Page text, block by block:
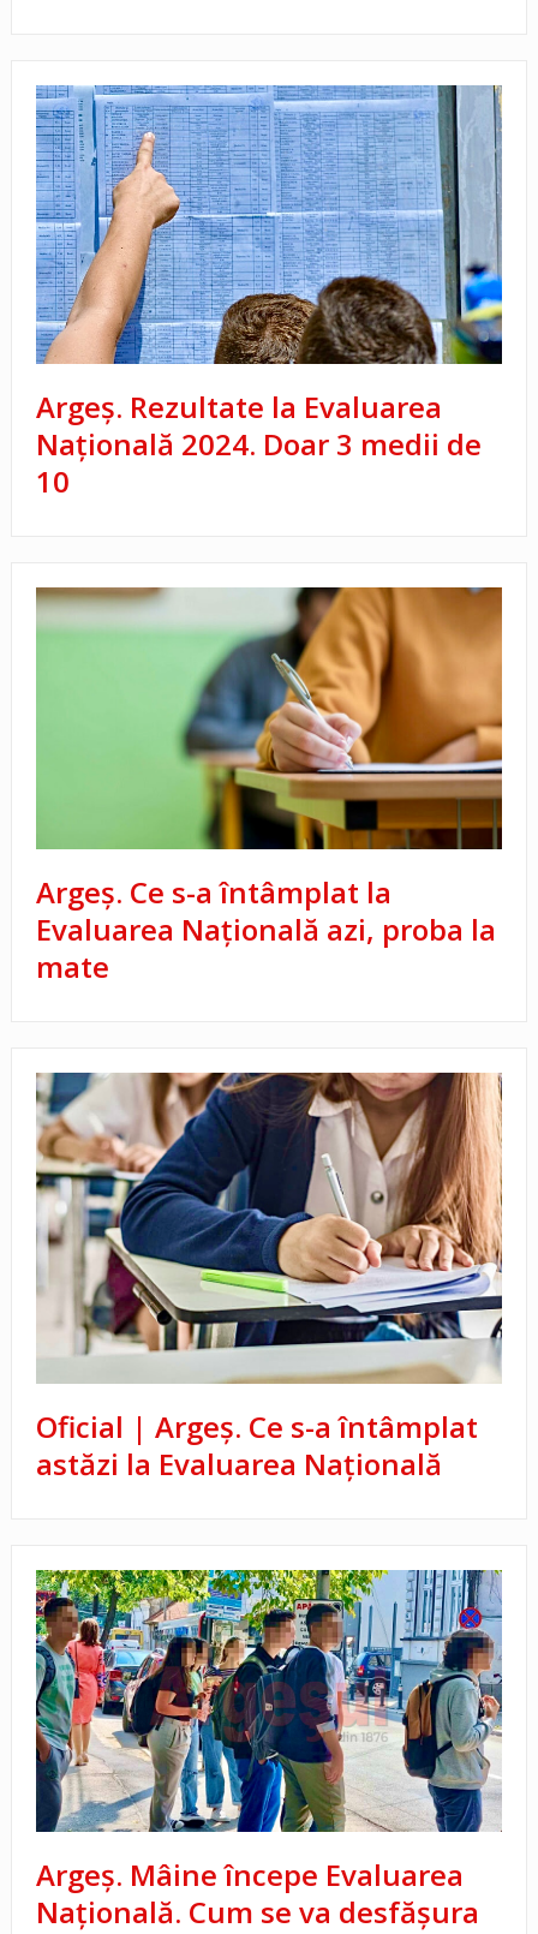
Argeș. Rezultate la Evaluarea
Națională 2024. Doar 3 medii de
10
Argeș. Ce s-a întâmplat la
Evaluarea Națională azi, proba la
mate
Oficial | Argeș. Ce s-a întâmplat
astăzi la Evaluarea Națională
Argeș. Mâine începe Evaluarea
Naţională. Cum se va desfăşura